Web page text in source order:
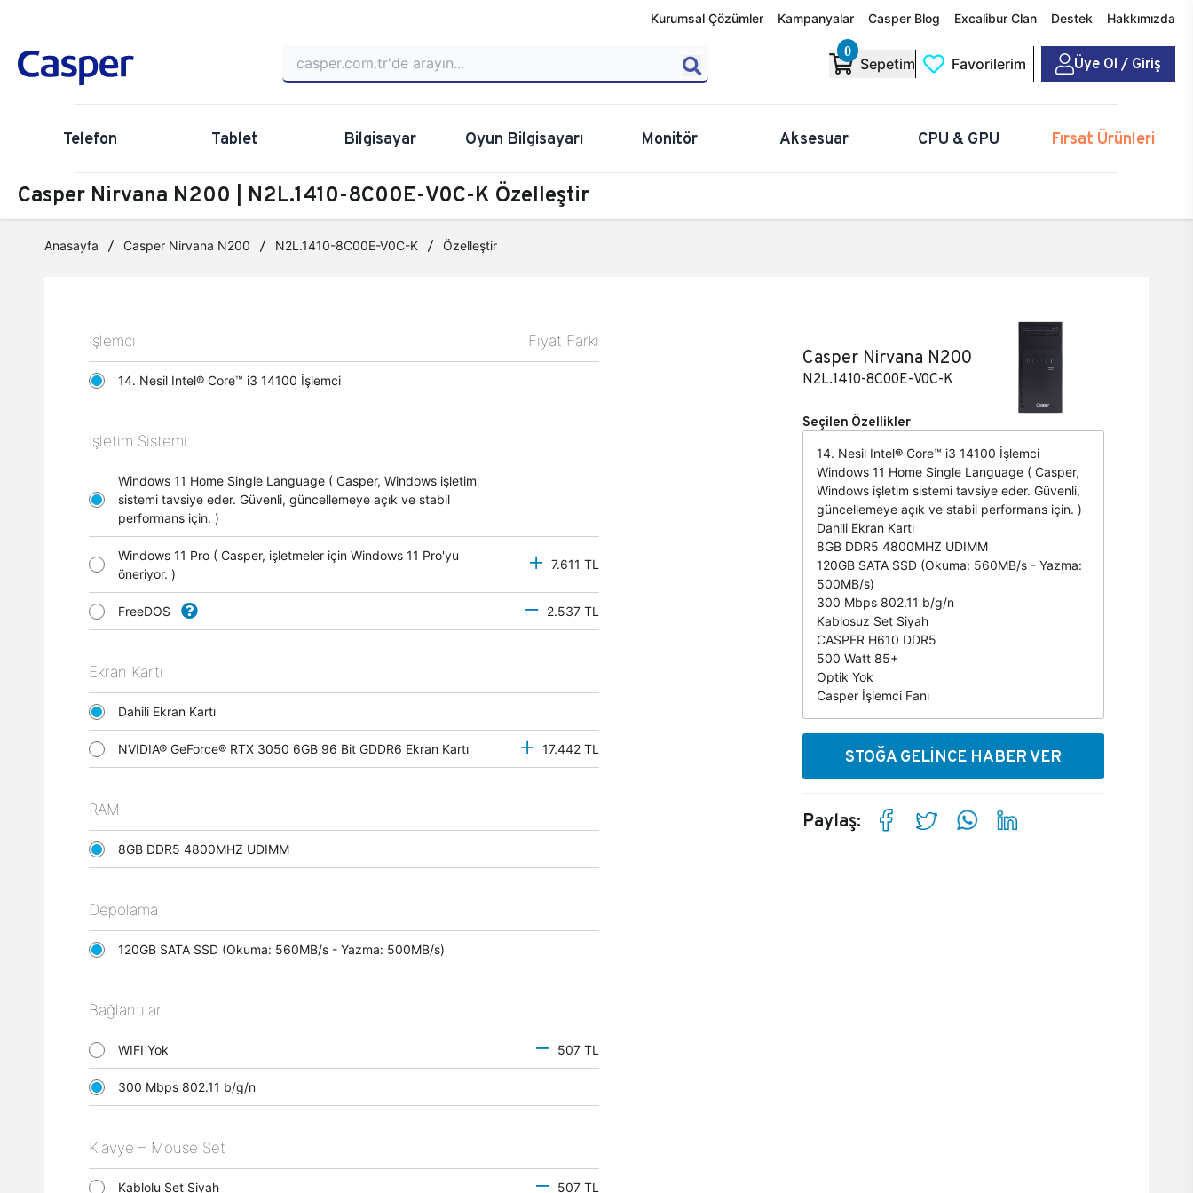
Kurumsal Çözümler Kampanyalar Casper Blog Excalibur Clan Destek Hakkımızda
0
Sepetim Favorilerim Üye Ol / Giriş
Telefon Tablet Bilgisayar Oyun Bilgisayarı Monitör Aksesuar CPU & GPU Fırsat Ürünleri
Casper Nirvana N200 | N2L.1410-8C00E-V0C-K Özelleştir
Anasayfa Casper Nirvana N200 N2L.1410-8C00E-V0C-K Özelleştir
İşlemci Fiyat Farkı
14. Nesil Intel® Core™ i3 14100 İşlemci
İşletim Sistemi
Windows 11 Home Single Language ( Casper, Windows işletim
sistemi tavsiye eder. Güvenli, güncellemeye açık ve stabil
performans için. )
Windows 11 Pro ( Casper, işletmeler için Windows 11 Pro'yu
öneriyor. )
7.611 TL
FreeDOS 2.537 TL
Ekran Kartı
Dahili Ekran Kartı
NVIDIA® GeForce® RTX 3050 6GB 96 Bit GDDR6 Ekran Kartı 17.442 TL
RAM
8GB DDR5 4800MHZ UDIMM
Depolama
120GB SATA SSD (Okuma: 560MB/s - Yazma: 500MB/s)
Bağlantılar
WIFI Yok 507 TL
300 Mbps 802.11 b/g/n
Klavye – Mouse Set
Kablolu Set Siyah 507 TL
Casper Nirvana N200
N2L.1410-8C00E-V0C-K
Seçilen Özellikler
14. Nesil Intel® Core™ i3 14100 İşlemci
Windows 11 Home Single Language ( Casper,
Windows işletim sistemi tavsiye eder. Güvenli,
güncellemeye açık ve stabil performans için. )
Dahili Ekran Kartı
8GB DDR5 4800MHZ UDIMM
120GB SATA SSD (Okuma: 560MB/s - Yazma:
500MB/s)
300 Mbps 802.11 b/g/n
Kablosuz Set Siyah
CASPER H610 DDR5
500 Watt 85+
Optik Yok
Casper İşlemci Fanı
STOĞA GELİNCE HABER VER
Paylaş: